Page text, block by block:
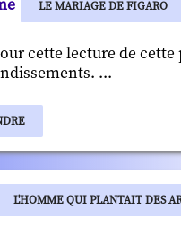
LE MARIAGE DE FIGARO
cette lecture de cette
...
L'HOMME QUI PLANTAIT DES